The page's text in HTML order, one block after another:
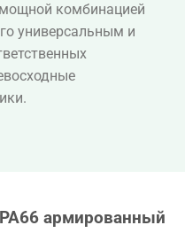
комбинацией
универсальным и
армированный